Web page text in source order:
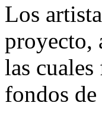
Los
proyecto,
las
fondos